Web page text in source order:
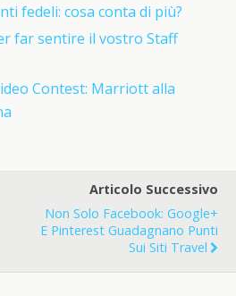
fedeli: cosa conta di più?
far sentire il vostro Staff
Contest: Marriott alla
Articolo Successivo
Non Solo Facebook: Google+
E Pinterest Guadagnano Punti
Sui Siti Travel